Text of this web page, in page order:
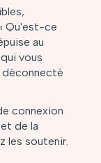
Qu'est-ce
au
vous
déconnecté
connexion
de la
les soutenir.